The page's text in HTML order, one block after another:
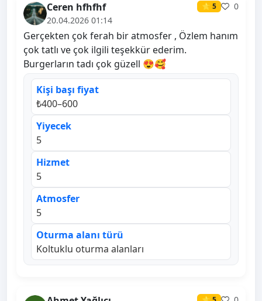
Ceren hfhfhf ⭐ 5
0
20.04.2026 01:14
Gerçekten çok ferah bir atmosfer , Özlem hanım
çok tatlı ve çok ilgili teşekkür ederim.
Burgerların tadı çok güzell 😍🥰
Kişi başı fiyat
₺400–600
Yiyecek
5
Hizmet
5
Atmosfer
5
Oturma alanı türü
Koltuklu oturma alanları